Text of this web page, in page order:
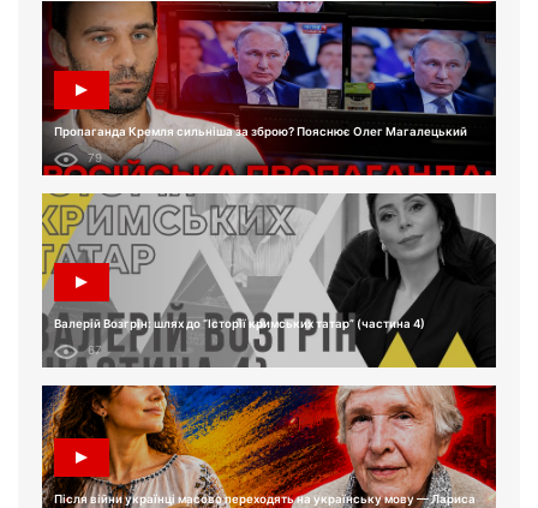
Пропаганда Кремля сильніша за зброю? Пояснює Олег Магалецький
79
Валерій Возгрін: шлях до “Історії кримських татар” (частина 4)
67
Після війни українці масово переходять на українську мову — Лариса